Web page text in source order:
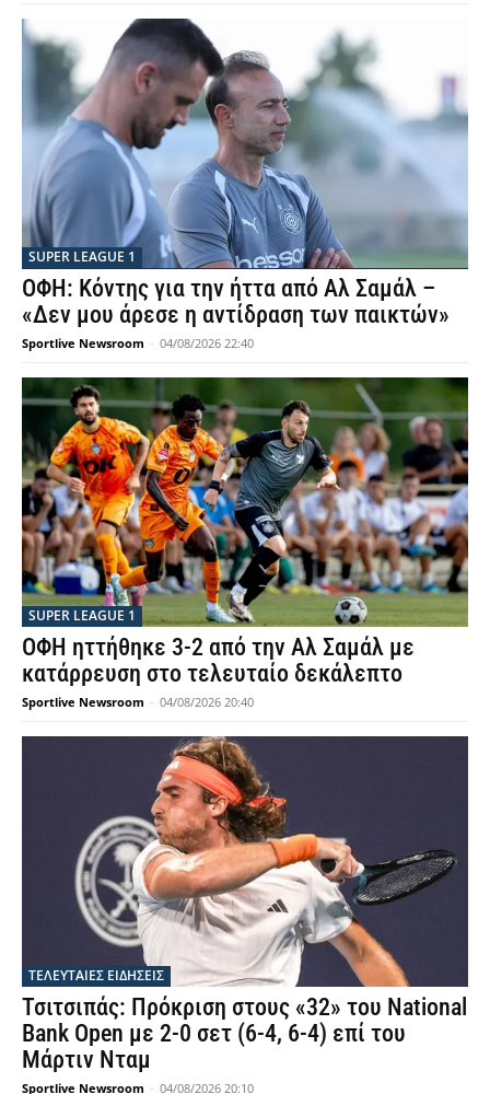
SUPER LEAGUE 1
ΟΦΗ: Κόντης για την ήττα από Αλ Σαμάλ –
«Δεν μου άρεσε η αντίδραση των παικτών»
Sportlive Newsroom - 04/08/2026 22:40
SUPER LEAGUE 1
ΟΦΗ ηττήθηκε 3-2 από την Αλ Σαμάλ με
κατάρρευση στο τελευταίο δεκάλεπτο
Sportlive Newsroom - 04/08/2026 20:40
ΤΕΛΕΥΤΑΙΕΣ ΕΙΔΗΣΕΙΣ
Τσιτσιπάς: Πρόκριση στους «32» του National
Bank Open με 2-0 σετ (6-4, 6-4) επί του
Μάρτιν Νταμ
Sportlive Newsroom - 04/08/2026 20:10